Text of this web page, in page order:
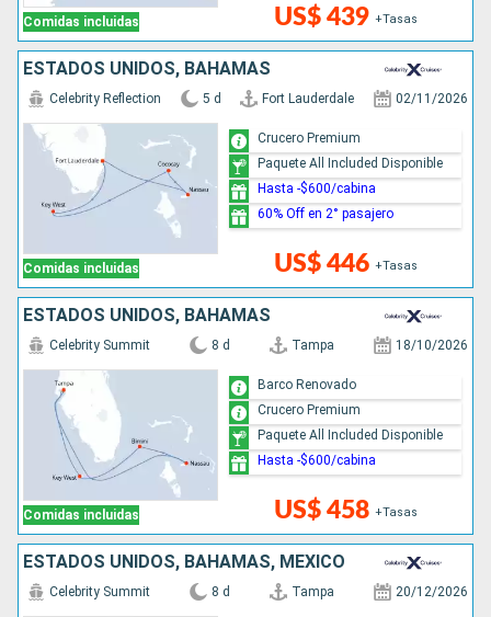
Comidas incluidas US$ 439 +Tasas
ESTADOS UNIDOS, BAHAMAS
Comidas incluidas
Celebrity Reflection 5 d Fort Lauderdale 02/11/2026
US$ 446 +Tasas
Crucero Premium
Paquete All Included Disponible
Hasta -$600/cabina
60% Off en 2° pasajero
ESTADOS UNIDOS, BAHAMAS
Comidas incluidas
Celebrity Summit 8 d Tampa 18/10/2026
US$ 458 +Tasas
Barco Renovado
Crucero Premium
Paquete All Included Disponible
Hasta -$600/cabina
ESTADOS UNIDOS, BAHAMAS, MÉXICO
Celebrity Summit 8 d Tampa 20/12/2026